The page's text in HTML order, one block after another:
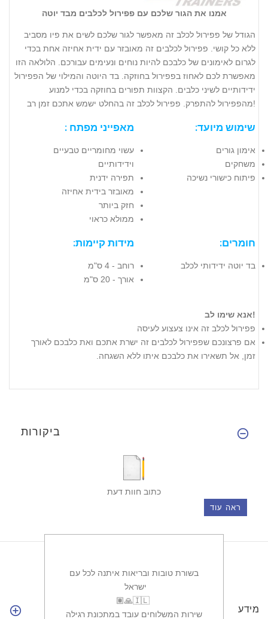
אמנו את הגור שלכם עם פפירול לכלבים מבד יוטה
הגודל של פפירול לכלב זה מאפשר לגור שלכם לשים את פיו מסביב
ללא כל קושי. פפירול לכלבים זה מאובזר עם ידית אחיזה אחת בכדי
לגרום לאימונים של כלבכם להיות נוחים ונעימים עבורכם. הלולאה הזו
מאפשרת לכם לאחוז בפפירול בחוזקה. בד היוטה והמילוי של הפפירול
ידידותיים לשיני כלבים. הקצוות תפורים בחוזקה בכדי למנוע
מהפפירול להתפרק. פפירול לכלב זה בהחלט ישמש אתכם זמן רב!
מאפייני מפתח :
עשוי מחומריים טבעיים
וידידותיים
תפירה ידנית
מאובזר בידית אחיזה
חזק ביותר
ממולא כראוי
שימוש מיועד:
אימון גורים
משחקים
פיתוח כישורי נשיכה
מידות קיימות:
רוחב - 4 ס"מ
אורך - 20 ס"מ
חומרים:
בד יוטה ידידותי לכלב
אנא שימו לב!
פפירול לכלב זה אינו צעצוע לעיסה
אם פרצונכם שפפירול לכלבים זה ישרת אתכם ואת כלבכם לאורך
זמן, אל תשאירו את כלבכם איתו ללא השגחה.
ביקורות
כתוב חוות דעת
ראה עוד
מידע
בשורת טובות ובריאות איתנה לכל עם
ישראל ‏
שירות המשלוחים עובד במתכונת רגילה